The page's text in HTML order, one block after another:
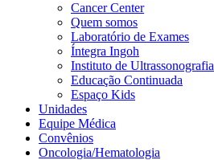
Cancer Center
Quem somos
Laboratório de Exames
Íntegra Ingoh
Instituto de Ultrassonografia
Educação Continuada
Espaço Kids
Unidades
Equipe Médica
Convênios
Oncologia/Hematologia